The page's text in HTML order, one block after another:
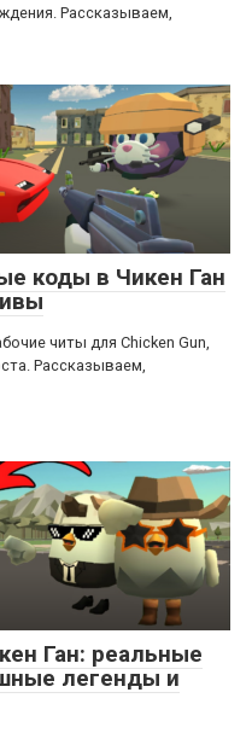
Рассказываем,
коды в Чикен Ган
читы для Chicken Gun,
Рассказываем,
Ган: реальные
легенды и